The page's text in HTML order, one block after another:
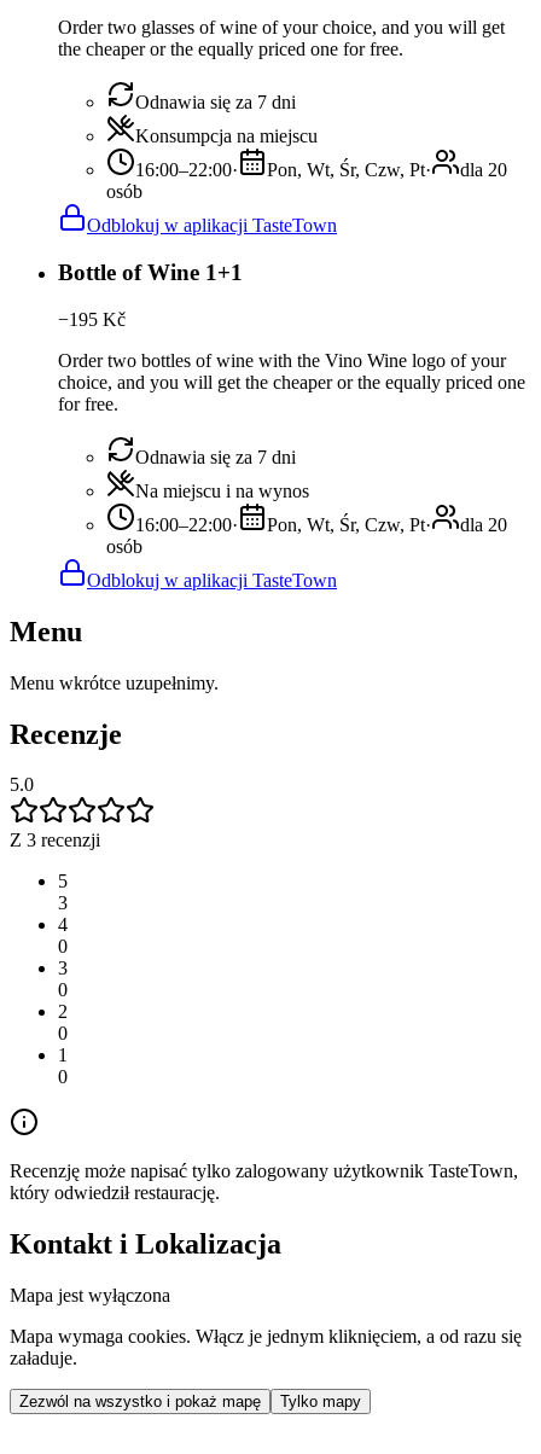
Order two glasses of wine of your choice, and you will get
the cheaper or the equally priced one for free.
Odnawia się za 7 dni
Konsumpcja na miejscu
16:00–22:00· Pon, Wt, Śr, Czw, Pt·
dla 20
osób
Odblokuj w aplikacji TasteTown
Bottle of Wine 1+1
−195 Kč
Order two bottles of wine with the Vino Wine logo of your
choice, and you will get the cheaper or the equally priced one
for free.
Odnawia się za 7 dni
Na miejscu i na wynos
16:00–22:00· Pon, Wt, Śr, Czw, Pt·
dla 20
osób
Odblokuj w aplikacji TasteTown
Menu
Menu wkrótce uzupełnimy.
Recenzje
5.0
Z 3 recenzji
5
3
4
0
3
0
2
0
1
0
Recenzję może napisać tylko zalogowany użytkownik TasteTown,
który odwiedził restaurację.
Kontakt i Lokalizacja
Mapa jest wyłączona
Mapa wymaga cookies. Włącz je jednym kliknięciem, a od razu się
załaduje.
Zezwól na wszystko i pokaż mapę Tylko mapy